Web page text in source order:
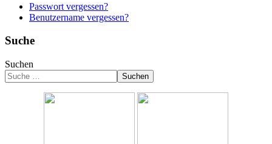
Passwort vergessen?
Benutzername vergessen?
Suche
Suchen
Suchen